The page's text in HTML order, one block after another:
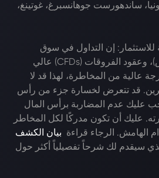
ساندهورست جوهانسبرغ، غوتينغ،
للاستثمار: إن التداول في سوق
الصرف الأجنبي (الفوركس)، وعقود الفروقات (CFDs) عالي
عالية من المخاطرة، لهذا قد لا
قد تتعرض لخسارة جزء من رأس
عليك عدم المضاربة برأس المال
عليك أن تكون مدركًا لكل المخاطر
الهامش. الرجاء قراءة بيان الكشف
سيقدم لك شرحاً تفصيلياً أكثر حول